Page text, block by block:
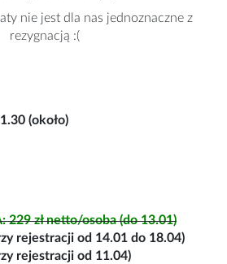
nie jest dla nas jednoznaczne z
rezygnacją :(
(około)
229 zł netto/osoba (do 13.01)
rejestracji od 14.01 do 18.04)
rejestracji od 11.04)